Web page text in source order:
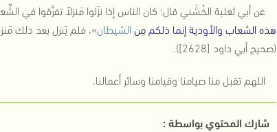
عن أبي ثعلبة الخُشَني قال: كان الناس إذا نزَلوا مَنزلاً تفرَّقوا في
هذه الشعاب والأودية إنما ذلكم مِن الشيطان»، فلم يَنزل بعد ذلك
(صحيح أبي داود [2628]).
اللهم تقبل منا صيامنا وقيامنا وسائر أعمالنا.
شارك المحتوي بواسطة :